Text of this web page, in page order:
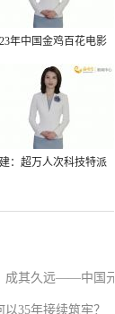
年中国金鸡百花电影
有福电影巡展31日启动
：超万人次科技特派
成其久远——中国元
35年接续筑牢？